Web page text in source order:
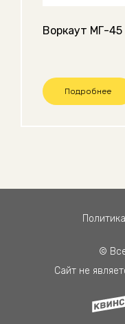
Воркаут МГ-45
Подробнее
©
Сайт не